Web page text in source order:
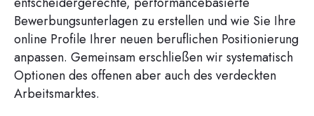
Bewerbungsunterlagen zu erstellen und wie Sie Ihre
online Profile Ihrer neuen beruflichen Positionierung
anpassen. Gemeinsam erschließen wir systematisch
Optionen des offenen aber auch des verdeckten
Arbeitsmarktes.